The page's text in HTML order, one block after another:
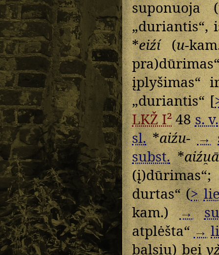
suponuoja
*eiźí(u-
įplyšimas“
„duriantis“ [
LKŽ I²48s. v.
sl.*aiźu- →
subst.*aiźu̯ā
durtas“ (>
kam.)→
atplėšta“→
balsiu) bei